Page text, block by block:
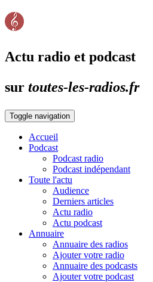
Actu radio et podcast
sur toutes-les-radios.fr
Toggle navigation
Accueil
Podcast
Podcast radio
Podcast indépendant
Toute l'actu
Audience
Derniers articles
Actu radio
Actu podcast
Annuaire
Annuaire des radios
Ajouter votre radio
Annuaire des podcasts
Ajouter votre podcast